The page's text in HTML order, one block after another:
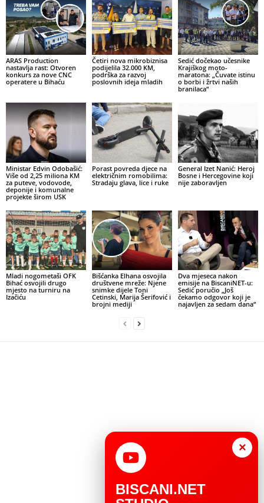
ARAS Production
nastavlja rast: Otvoren
konkurs za nove CNC
operatere u Bihaću
Četiri nova mikrobiznisa
podijelila 32.000 KM,
podrška za razvoj
poslovnih ideja mladih
Sedić dočekao učesnike
Krajiškog moto-
maratona: „Čuvate istinu
o borbi i žrtvi naših
branilaca“
Ministar Edvin Odobašić:
Više od 2,25 miliona KM
za puteve, vodovode,
deponije i komunalne
projekte širom USK
Porast povreda djece na
električnim romobilima:
Stradaju glava, lice i ruke
General Izet Nanić: Heroj
Bosne i Hercegovine koji
nije zaboravljen
Mladi nogometaši OFK
Bihać osvojili drugo
mjesto na turniru na
Izačiću
Bišćanka Elhana osvojila
društvene mreže: Njene
snimke dijele Toni
Cetinski, Marija Šerifović i
brojni mediji
Dva mjeseca nakon
emisije na BiscaniNET-u:
Sedić poručio „Još
čekamo odgovor koji je
najavljen za sedam dana“
×
BISCANI.NET